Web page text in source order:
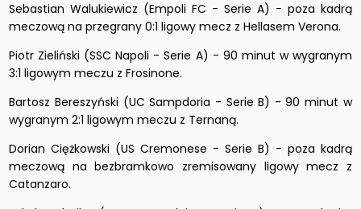
Sebastian Walukiewicz (Empoli FC - Serie A) - poza kadrą
meczową na przegrany 0:1 ligowy mecz z Hellasem Verona.
Piotr Zieliński (SSC Napoli - Serie A) - 90 minut w wygranym
3:1 ligowym meczu z Frosinone.
Bartosz Bereszyński (UC Sampdoria - Serie B) - 90 minut w
wygranym 2:1 ligowym meczu z Ternaną.
Dorian Ciężkowski (US Cremonese - Serie B) - poza kadrą
meczową na bezbramkowo zremisowany ligowy mecz z
Catanzaro.